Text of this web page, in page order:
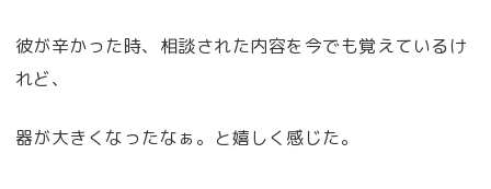
彼が辛かった時、相談された内容を今でも覚えているけ
れど、
器が大きくなったなぁ。と嬉しく感じた。